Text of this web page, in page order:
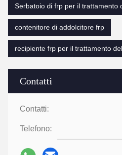
Contatti
Contatti:
Telefono:
Serbatoio di frp per il trattamento
contenitore di addolcitore frp
recipiente frp per il trattamento